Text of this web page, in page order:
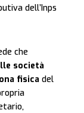
dell’Inps
che
società
fisica del